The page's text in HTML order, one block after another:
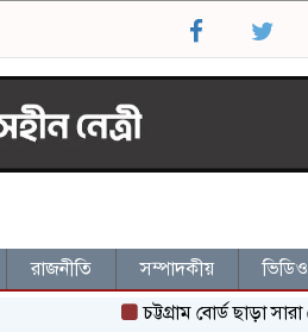
রাজনীতি সম্পাদকীয় ভিডিও
চট্টগ্রাম বোর্ড ছাড়া সারা